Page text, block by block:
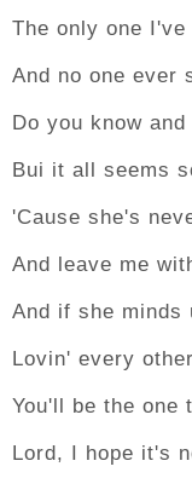
The only one I've
And no one ever
Do you know
Bui it all seems
'Cause she's
And leave me
And if she minds
Lovin' every
You'll be the one
Lord, I hope it's